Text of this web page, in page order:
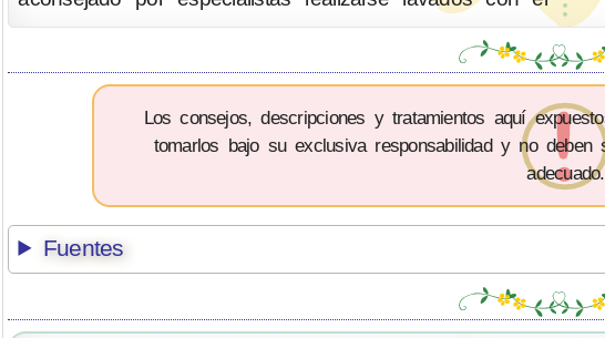
Los consejos, descripciones y tratamientos aquí
tomarlos bajo su exclusiva responsabilidad y no
adecuado.
Fuentes